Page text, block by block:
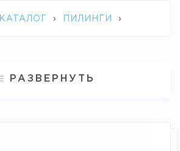
КАТАЛОГ › ПИЛИНГИ ›
РАЗВЕРНУТЬ